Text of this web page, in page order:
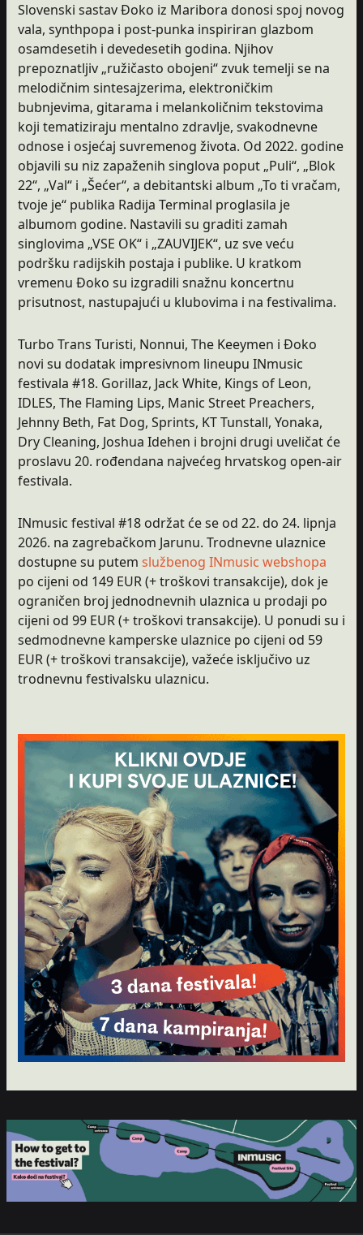
Slovenski sastav Đoko iz Maribora donosi spoj novog
vala, synthpopa i post-punka inspiriran glazbom
osamdesetih i devedesetih godina. Njihov
prepoznatljiv „ružičasto obojeni“ zvuk temelji se na
melodičnim sintesajzerima, elektroničkim
bubnjevima, gitarama i melankoličnim tekstovima
koji tematiziraju mentalno zdravlje, svakodnevne
odnose i osjećaj suvremenog života. Od 2022. godine
objavili su niz zapaženih singlova poput „Puli“, „Blok
22“, „Val“ i „Šećer“, a debitantski album „To ti vračam,
tvoje je“ publika Radija Terminal proglasila je
albumom godine. Nastavili su graditi zamah
singlovima „VSE OK“ i „ZAUVIJEK“, uz sve veću
podršku radijskih postaja i publike. U kratkom
vremenu Đoko su izgradili snažnu koncertnu
prisutnost, nastupajući u klubovima i na festivalima.
Turbo Trans Turisti, Nonnui, The Keeymen i Đoko
novi su dodatak impresivnom lineupu INmusic
festivala #18. Gorillaz, Jack White, Kings of Leon,
IDLES, The Flaming Lips, Manic Street Preachers,
Jehnny Beth, Fat Dog, Sprints, KT Tunstall, Yonaka,
Dry Cleaning, Joshua Idehen i brojni drugi uveličat će
proslavu 20. rođendana najvećeg hrvatskog open-air
festivala.
INmusic festival #18 održat će se od 22. do 24. lipnja
2026. na zagrebačkom Jarunu. Trodnevne ulaznice
dostupne su putem službenog INmusic webshopa
po cijeni od 149 EUR (+ troškovi transakcije), dok je
ograničen broj jednodnevnih ulaznica u prodaji po
cijeni od 99 EUR (+ troškovi transakcije). U ponudi su i
sedmodnevne kamperske ulaznice po cijeni od 59
EUR (+ troškovi transakcije), važeće isključivo uz
trodnevnu festivalsku ulaznicu.